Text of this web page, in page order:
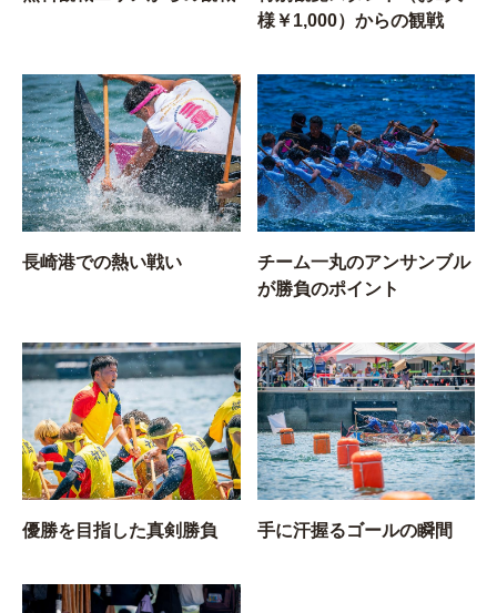
様￥1,000）からの観戦
長崎港での熱い戦い
チーム一丸のアンサンブル
が勝負のポイント
優勝を目指した真剣勝負 手に汗握るゴールの瞬間